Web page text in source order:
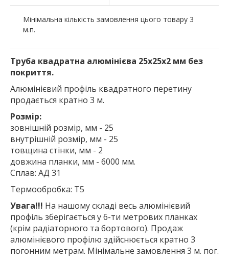
Мінімальна кількість замовлення цього товару 3
м.п.
Труба квадратна алюмінієва 25х25х2 мм без
покриття.
Алюмінієвий профіль квадратного перетину
продається кратно 3 м.
Розмір:
зовнішній розмір, мм - 25
внутрішній розмір, мм - 25
товщина стінки, мм - 2
довжина планки, мм - 6000 мм.
Сплав: АД 31
Термообробка: Т5
Увага!!! На нашому складі весь алюмінієвий
профіль зберігається у 6-ти метрових планках
(крім радіаторного та бортового). Продаж
алюмінієвого профілю здійснюється кратно 3
погонним метрам. Мінімальне замовлення 3 м. пог.